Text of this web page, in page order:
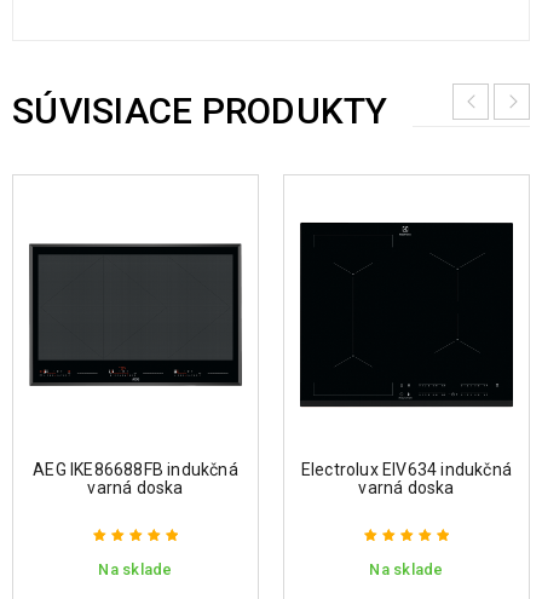
SÚVISIACE PRODUKTY
AEG IKE86688FB indukčná
varná doska
Hodnotenie
Na sklade
Electrolux EIV634 indukčná
varná doska
Hodnotenie
Na sklade